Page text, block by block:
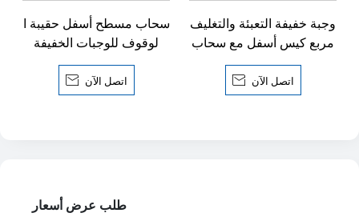
سحاب مسطح أسفل حقيبة ا
لوقوف للوجبات الخفيفة
 اتصل الآن
وجبة خفيفة التعبئة والتغليف
مربع كيس أسفل مع سحاب
 اتصل الآن
طلب عرض أسعار